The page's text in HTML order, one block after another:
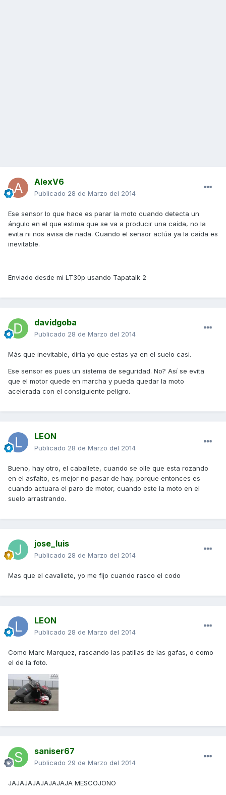
AlexV6
Publicado 28 de Marzo del 2014
Ese sensor lo que hace es parar la moto cuando detecta un
ángulo en el que estima que se va a producir una caída, no la
evita ni nos avisa de nada. Cuando el sensor actúa ya la caída es
inevitable.
Enviado desde mi LT30p usando Tapatalk 2
davidgoba
Publicado 28 de Marzo del 2014
Más que inevitable, diria yo que estas ya en el suelo casi.
Ese sensor es pues un sistema de seguridad. No? Así se evita
que el motor quede en marcha y pueda quedar la moto
acelerada con el consiguiente peligro.
LEON
Publicado 28 de Marzo del 2014
Bueno, hay otro, el caballete, cuando se olle que esta rozando
en el asfalto, es mejor no pasar de hay, porque entonces es
cuando actuara el paro de motor, cuando este la moto en el
suelo arrastrando.
jose_luis
Publicado 28 de Marzo del 2014
Mas que el cavallete, yo me fijo cuando rasco el codo
LEON
Publicado 28 de Marzo del 2014
Como Marc Marquez, rascando las patillas de las gafas, o como
el de la foto.
saniser67
Publicado 29 de Marzo del 2014
JAJAJAJAJAJAJAJA MESCOJONO